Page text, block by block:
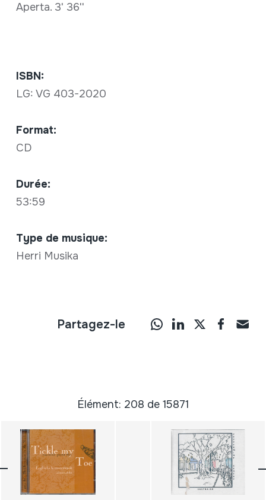
Aperta. 3' 36''
ISBN:
LG: VG 403-2020
Format:
CD
Durée:
53:59
Type de musique:
Herri Musika
Partagez-le
Élément: 208 de 15871